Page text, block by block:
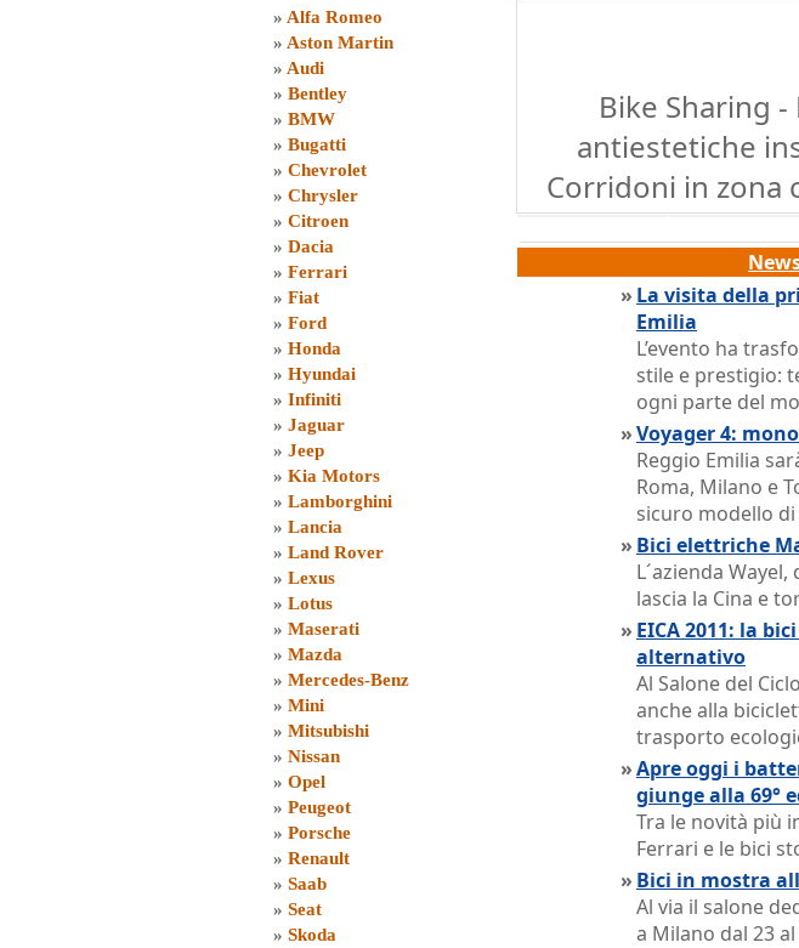
» Alfa Romeo
» Aston Martin
» Audi
» Bentley
» BMW
» Bugatti
» Chevrolet
» Chrysler
» Citroen
» Dacia
» Ferrari
» Fiat
» Ford
» Honda
» Hyundai
» Infiniti
» Jaguar
» Jeep
» Kia Motors
» Lamborghini
» Lancia
» Land Rover
» Lexus
» Lotus
» Maserati
» Mazda
» Mercedes-Benz
» Mini
» Mitsubishi
» Nissan
» Opel
» Peugeot
» Porsche
» Renault
» Saab
» Seat
» Skoda
Bike Sharing
antiestetiche
Corridoni in zona
» La visita della
Emilia
L’evento ha
stile e prestigio:
ogni parte del
»Voyager 4:
Reggio Emilia
Roma, Milano e
sicuro modello
» Bici elettriche
L´azienda
lascia la Cina e
» EICA 2011: la
alternativo
Al Salone del
anche alla
trasporto
»Apre oggi i
giunge alla 69°
Tra le novità più
Ferrari e le bici
» Bici in mostra
Al via il salone
a Milano dal 23